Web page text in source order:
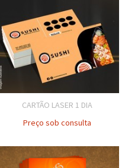
CARTÃO LASER 1 DIA
Preço sob consulta